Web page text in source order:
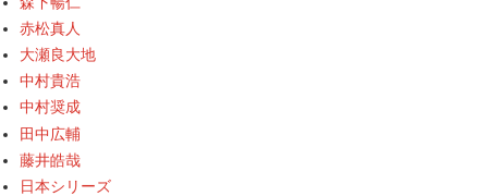
赤松真人
大瀬良大地
中村貴浩
中村奨成
田中広輔
藤井皓哉
日本シリーズ